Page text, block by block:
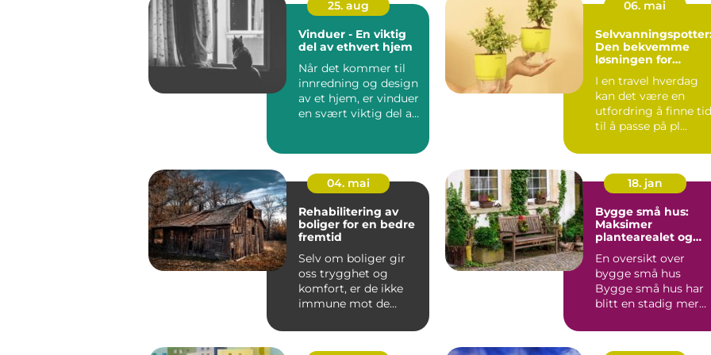
25. aug
Vinduer - En viktig
del av ethvert hjem
Når det kommer til
innredning og design
av et hjem, er vinduer
en svært viktig del av
06. mai
Den bekvemme
løsningen for
I en travel hverdag
kan det være en
utfordring å finne tid
til å passe på pl...
04. mai
Rehabilitering av
boliger for en bedre
fremtid
Selv om boliger gir
oss trygghet og
komfort, er de ikke
immune mot de
og skaden...
18. jan
Bygge små hus:
Maksimer
plantearealet og
En oversikt over
bygge små hus
Bygge små hus har
blitt en stadig mer
huseiere s...